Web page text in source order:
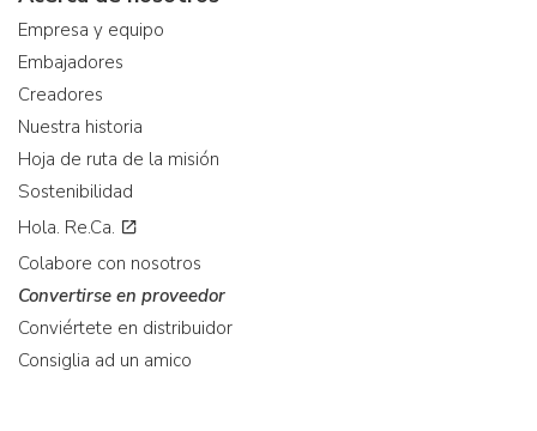
Empresa y equipo
Embajadores
Creadores
Nuestra historia
Hoja de ruta de la misión
Sostenibilidad
Hola. Re.Ca.
Colabore con nosotros
Convertirse en proveedor
Conviértete en distribuidor
Consiglia ad un amico